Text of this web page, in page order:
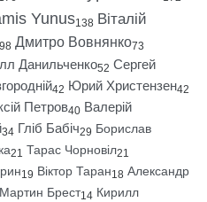
Yunus138 Віталій
98 Дмитро Вовнянко73
Данильченко52 Сергей
42 Юрий Христензен42
Петров40 Валерій
34 Гліб Бабіч29 Борислав
21 Тарас Чорновіл21
19 Віктор Таран18 Александр
Мартин Брест14 Кирилл